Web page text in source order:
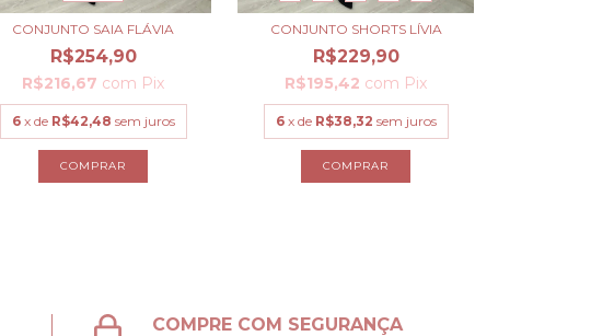
CONJUNTO SAIA FLÁVIA
R$254,90
R$216,67 com Pix
6 x de R$42,48 sem juros
COMPRAR
CONJUNTO SHORTS LÍVIA
R$229,90
R$195,42 com Pix
6 x de R$38,32 sem juros
COMPRAR
COMPRE COM SEGURANÇA